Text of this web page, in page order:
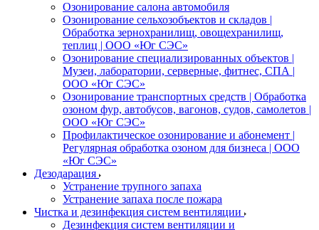
Озонирование салона автомобиля
Озонирование сельхозобъектов и складов |
Обработка зернохранилищ, овощехранилищ,
теплиц | ООО «Юг СЭС»
Озонирование специализированных объектов |
Музеи, лаборатории, серверные, фитнес, СПА |
ООО «Юг СЭС»
Озонирование транспортных средств | Обработка
озоном фур, автобусов, вагонов, судов, самолетов |
ООО «Юг СЭС»
Профилактическое озонирование и абонемент |
Регулярная обработка озоном для бизнеса | ООО
«Юг СЭС»
Дезодарация
Устранение трупного запаха
Устранение запаха после пожара
Чистка и дезинфекция систем вентиляции
Дезинфекция систем вентиляции и